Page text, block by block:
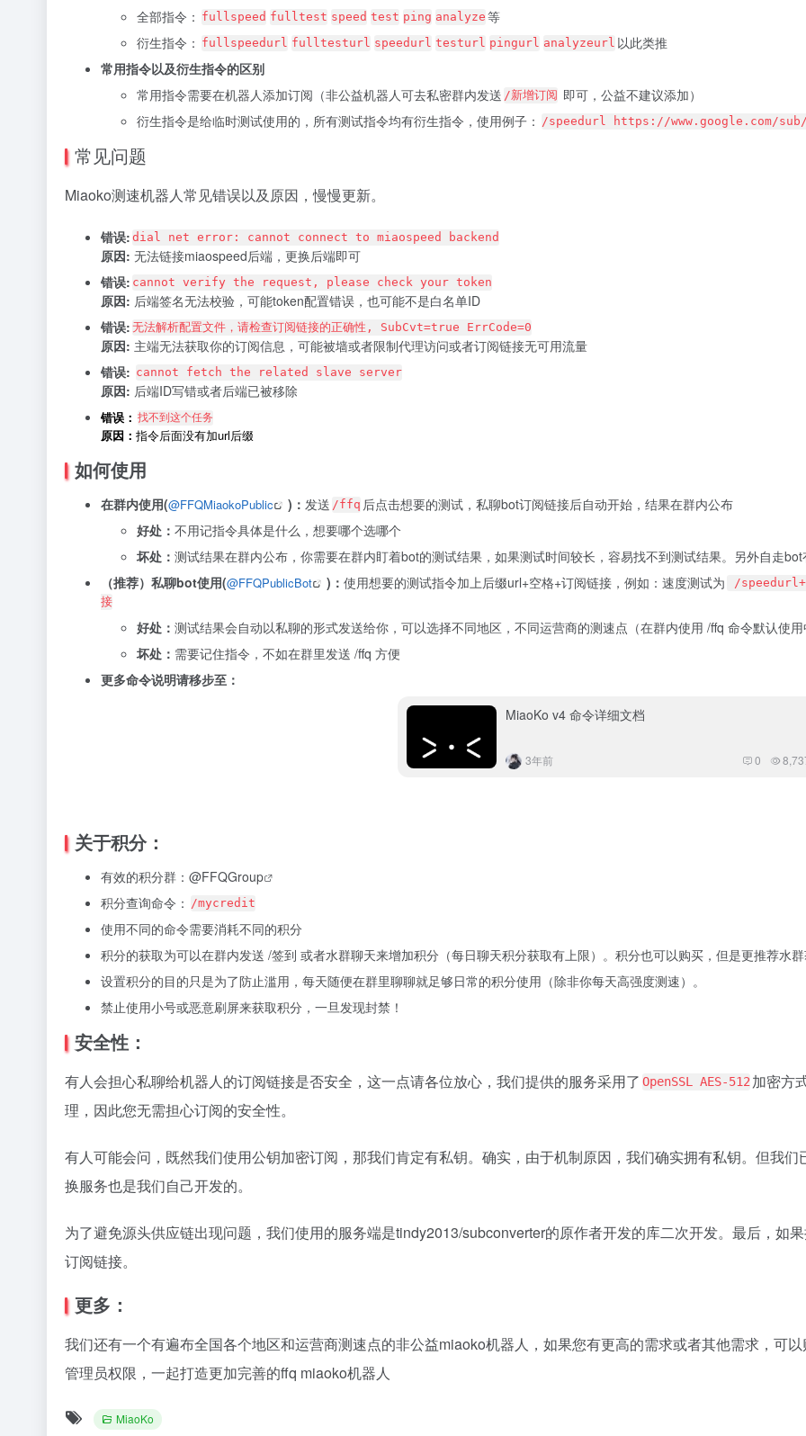
全部指令： fullspeed fulltest speed test ping analyze 等
衍生指令： fullspeedurl fulltesturl speedurl testurl pingurl analyzeurl 以此类推
常用指令以及衍生指令的区别
常用指令需要在机器人添加订阅（非公益机器人可去私密群内发送 /新增订阅 即可，公益不建议添加）
衍生指令是给临时测试使用的，所有测试指令均有衍生指令，使用例子： /speedurl https://www.google.com/
常见问题
Miaoko测速机器人常见错误以及原因，慢慢更新。
错误: dial net error: cannot connect to miaospeed backend
原因: 无法链接miaospeed后端，更换后端即可
错误: cannot verify the request, please check your token
原因: 后端签名无法校验，可能token配置错误，也可能不是白名单ID
错误: 无法解析配置文件，请检查订阅链接的正确性, SubCvt=true ErrCode=0
原因: 主端无法获取你的订阅信息，可能被墙或者限制代理访问或者订阅链接无可用流量
错误: cannot fetch the related slave server
原因: 后端ID写错或者后端已被移除
错误： 找不到这个任务
原因： 指令后面没有加url后缀
如何使用
在群内使用(@FFQMiaokoPublic )： 发送 /ffq 后点击想要的测试，私聊bot订阅链接后自动开始，结果在群内公布
好处： 不用记指令具体是什么，想要哪个选哪个
坏处： 测试结果在群内公布，你需要在群内盯着bot的测试结果，如果测试时间较长，容易找不到测试结果。另外自走bot
（推荐）私聊bot使用(@FFQPublicBot )： 使用想要的测试指令加上后缀url+空格+订阅链接，例如：速度测试为 /speedurl+
接
好处： 测试结果会自动以私聊的形式发送给你，可以选择不同地区，不同运营商的测速点（在群内使用 /ffq 命令默认使
坏处： 需要记住指令，不如在群里发送 /ffq 方便
更多命令说明请移步至：
MiaoKo v4 命令详细文档
3年前 0
关于积分：
有效的积分群： @FFQGroup
积分查询命令： /mycredit
使用不同的命令需要消耗不同的积分
积分的获取为可以在群内发送 /签到 或者水群聊天来增加积分（每日聊天积分获取有上限）。积分也可以购买，但是更推荐水群
设置积分的目的只是为了防止滥用，每天随便在群里聊聊就足够日常的积分使用（除非你每天高强度测速）。
禁止使用小号或恶意刷屏来获取积分，一旦发现封禁！
安全性：
有人会担心私聊给机器人的订阅链接是否安全，这一点请各位放心，我们提供的服务采用了 OpenSSL AES-512加密方
理，因此您无需担心订阅的安全性。
有人可能会问，既然我们使用公钥加密订阅，那我们肯定有私钥。确实，由于机制原因，我们确实拥有私钥。但我
换服务也是我们自己开发的。
为了避免源头供应链出现问题，我们使用的服务端是tindy2013/subconverter的原作者开发的库二次开发。最后，如
订阅链接。
更多：
我们还有一个有遍布全国各个地区和运营商测速点的非公益miaoko机器人，如果您有更高的需求或者其他需求，可
管理员权限，一起打造更加完善的ffq miaoko机器人
MiaoKo